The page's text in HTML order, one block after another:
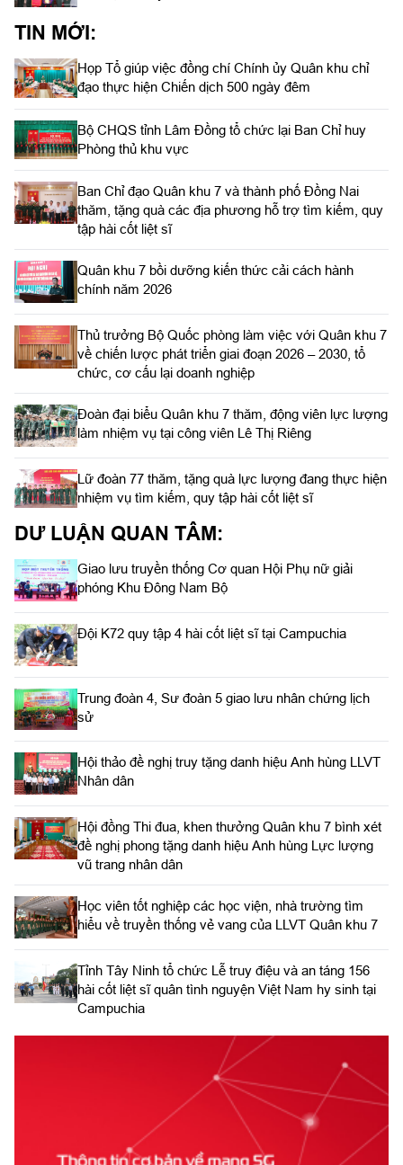
TIN MỚI:
Họp Tổ giúp việc đồng chí Chính ủy Quân khu chỉ
đạo thực hiện Chiến dịch 500 ngày đêm
Bộ CHQS tỉnh Lâm Đồng tổ chức lại Ban Chỉ huy
Phòng thủ khu vực
Ban Chỉ đạo Quân khu 7 và thành phố Đồng Nai
thăm, tặng quà các địa phương hỗ trợ tìm kiếm, quy
tập hài cốt liệt sĩ
Quân khu 7 bồi dưỡng kiến thức cải cách hành
chính năm 2026
Thủ trưởng Bộ Quốc phòng làm việc với Quân khu 7
về chiến lược phát triển giai đoạn 2026 – 2030, tổ
chức, cơ cấu lại doanh nghiệp
Đoàn đại biểu Quân khu 7 thăm, động viên lực lượng
làm nhiệm vụ tại công viên Lê Thị Riêng
Lữ đoàn 77 thăm, tặng quà lực lượng đang thực hiện
nhiệm vụ tìm kiếm, quy tập hài cốt liệt sĩ
DƯ LUẬN QUAN TÂM:
Giao lưu truyền thống Cơ quan Hội Phụ nữ giải
phóng Khu Đông Nam Bộ
Đội K72 quy tập 4 hài cốt liệt sĩ tại Campuchia
Trung đoàn 4, Sư đoàn 5 giao lưu nhân chứng lịch
sử
Hội thảo đề nghị truy tặng danh hiệu Anh hùng LLVT
Nhân dân
Hội đồng Thi đua, khen thưởng Quân khu 7 bình xét
đề nghị phong tặng danh hiệu Anh hùng Lực lượng
vũ trang nhân dân
Học viên tốt nghiệp các học viện, nhà trường tìm
hiểu về truyền thống vẻ vang của LLVT Quân khu 7
​Tỉnh Tây Ninh tổ chức Lễ truy điệu và an táng 156
hài cốt liệt sĩ quân tình nguyện Việt Nam hy sinh tại
Campuchia